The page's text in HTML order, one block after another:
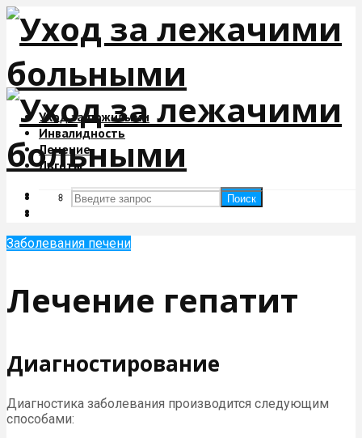
Уход за пожилыми
Инвалидность
Лечение
Льготы
Поиск
Поиск
Заболевания печени
Лечение гепатит
Диагностирование
Диагностика заболевания производится следующим
способами: